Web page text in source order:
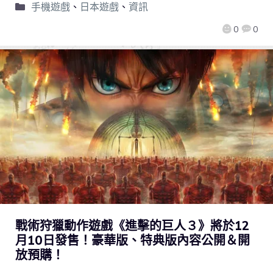
0 0
手機遊戲、 日本遊戲、 資訊
戰術狩獵動作遊戲《進擊的巨人３》將於12
月10日發售！豪華版、特典版內容公開＆開
放預購！